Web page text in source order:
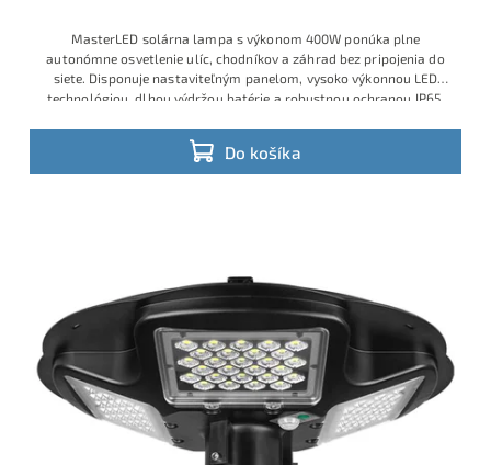
Do košíka
MasterLED solárna lampa s výkonom 400W ponúka plne
autonómne osvetlenie ulíc, chodníkov a záhrad bez pripojenia do
siete. Disponuje nastaviteľným panelom, vysoko výkonnou LED
technológiou, dlhou výdržou batérie a robustnou ochranou IP65.